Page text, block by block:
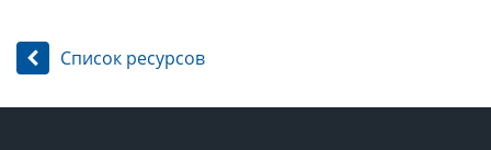
Список ресурсов